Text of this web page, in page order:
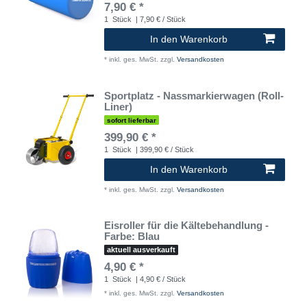
7,90 € *
1 Stück | 7,90 € / Stück
In den Warenkorb
* inkl. ges. MwSt. zzgl. Versandkosten
Sportplatz - Nassmarkierwagen (Roll-
Liner)
sofort lieferbar
399,90 € *
1 Stück | 399,90 € / Stück
In den Warenkorb
* inkl. ges. MwSt. zzgl. Versandkosten
Eisroller für die Kältebehandlung -
Farbe: Blau
aktuell ausverkauft
4,90 € *
1 Stück | 4,90 € / Stück
* inkl. ges. MwSt. zzgl. Versandkosten